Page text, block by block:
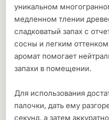
уникальном
медленном тлении
сладковатый запах с
сосны и легким
аромат помогает
запахи в помещении.
Для использования
палочки, дать ему
секунд, а затем